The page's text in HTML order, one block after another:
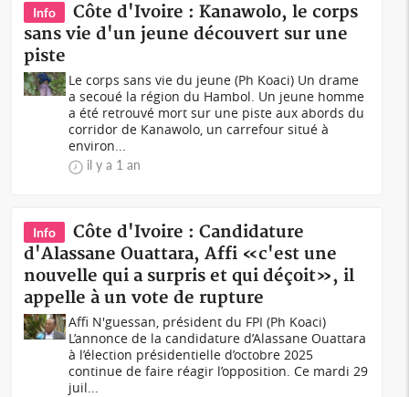
Info
Côte d'Ivoire : Kanawolo, le corps
sans vie d'un jeune découvert sur une
piste
Le corps sans vie du jeune (Ph Koaci) Un drame
a secoué la région du Hambol. Un jeune homme
a été retrouvé mort sur une piste aux abords du
corridor de Kanawolo, un carrefour situé à
environ...
il y a 1 an
Info
Côte d'Ivoire : Candidature
d'Alassane Ouattara, Affi «c'est une
nouvelle qui a surpris et qui déçoit», il
appelle à un vote de rupture
Affi N'guessan, président du FPI (Ph Koaci)
L’annonce de la candidature d’Alassane Ouattara
à l’élection présidentielle d’octobre 2025
continue de faire réagir l’opposition. Ce mardi 29
juil...